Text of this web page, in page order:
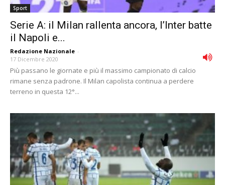
Sport
Serie A: il Milan rallenta ancora, l’Inter batte
il Napoli e...
Redazione Nazionale -
17 Dicembre 2020
Più passano le giornate e più il massimo campionato di calcio
rimane senza padrone. Il Milan capolista continua a perdere
terreno in questa 12°...